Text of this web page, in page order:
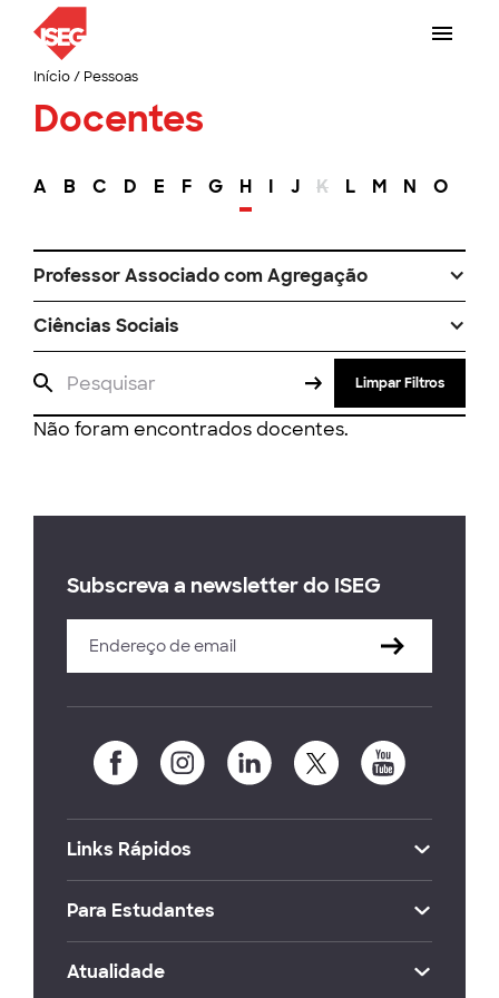
Início/ Pessoas
Docentes
A B C D E F G H I J K L M N O
Professor Associado com Agregação
Ciências Sociais
Limpar Filtros
Não foram encontrados docentes.
Subscreva a newsletter do ISEG
Links Rápidos
Para Estudantes
Atualidade